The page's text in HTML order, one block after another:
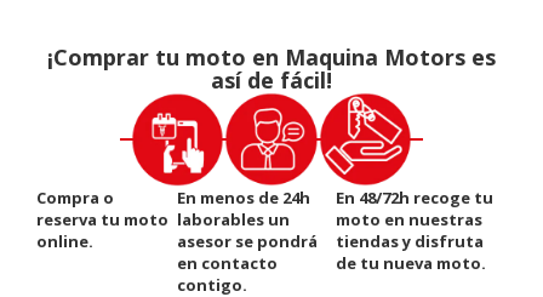
¡Comprar tu moto en Maquina Motors es
así de fácil!
Compra o
reserva tu moto
online.
En menos de 24h
laborables un
asesor se pondrá
en contacto
contigo.
En 48/72h recoge tu
moto en nuestras
tiendas y disfruta
de tu nueva moto.